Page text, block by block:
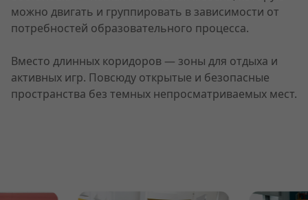
можно двигать и группировать в зависимости от
потребностей образовательного процесса.
Вместо длинных коридоров — зоны для отдыха и
активных игр. Повсюду открытые и безопасные
пространства без темных непросматриваемых мест.